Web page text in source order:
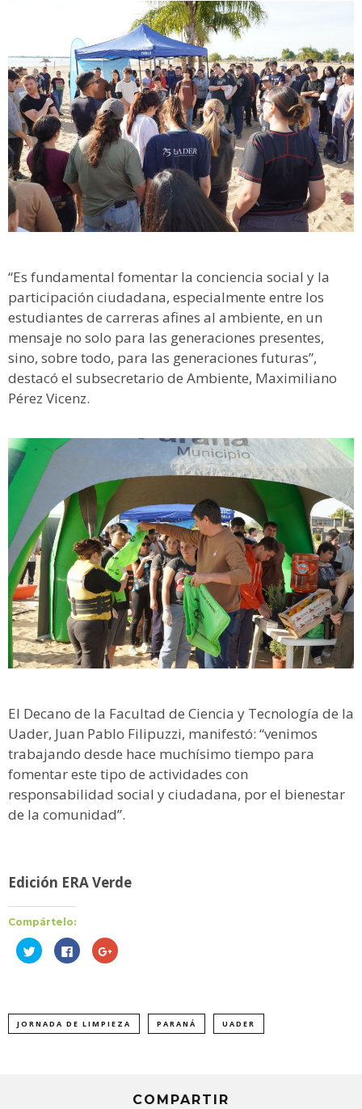
“Es fundamental fomentar la conciencia social y la
participación ciudadana, especialmente entre los
estudiantes de carreras afines al ambiente, en un
mensaje no solo para las generaciones presentes,
sino, sobre todo, para las generaciones futuras”,
destacó el subsecretario de Ambiente, Maximiliano
Pérez Vicenz.
El Decano de la Facultad de Ciencia y Tecnología de la
Uader, Juan Pablo Filipuzzi, manifestó: “venimos
trabajando desde hace muchísimo tiempo para
fomentar este tipo de actividades con
responsabilidad social y ciudadana, por el bienestar
de la comunidad”.
Edición ERA Verde
Compártelo:
Haz
clic
abre
en
una
Haz
clic
abre
en
una
Haz
clic
abre
en
una
JORNADA DE LIMPIEZA PARANÁ UADER
COMPARTIR